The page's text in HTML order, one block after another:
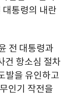
통령의 내란
전 대통령과
건 항소심 절차
발을 유인하고
인기 작전을